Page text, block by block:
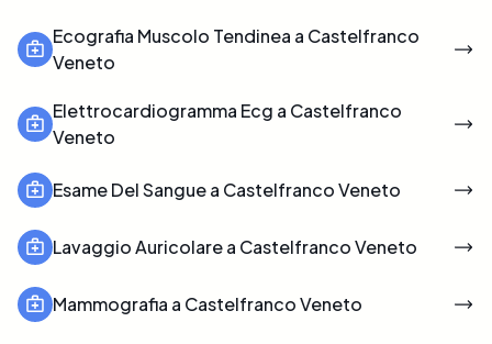
Ecografia Muscolo Tendinea a Castelfranco
Veneto
Elettrocardiogramma Ecg a Castelfranco
Veneto
Esame Del Sangue a Castelfranco Veneto
Lavaggio Auricolare a Castelfranco Veneto
Mammografia a Castelfranco Veneto